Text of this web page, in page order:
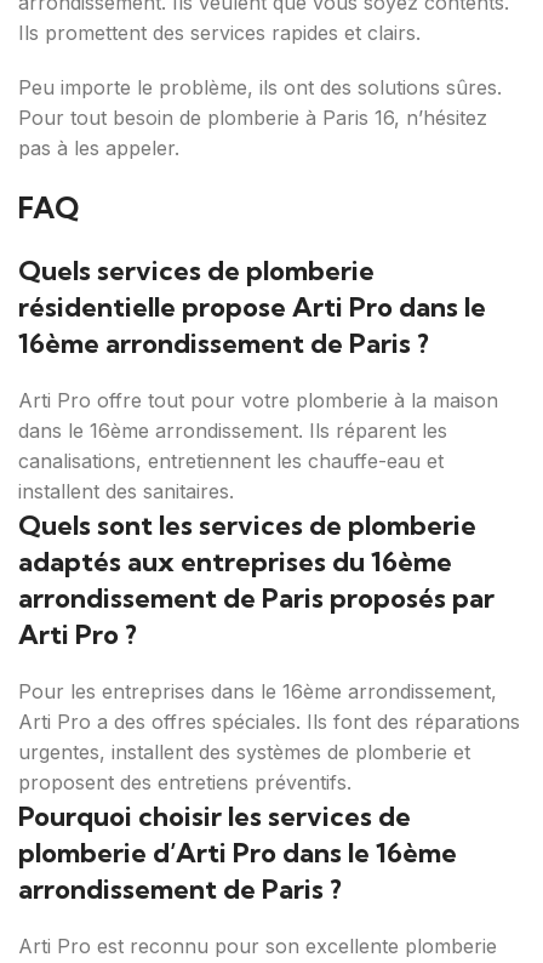
Ils promettent des services rapides et clairs.
Peu importe le problème, ils ont des solutions sûres.
Pour tout besoin de plomberie à Paris 16, n’hésitez
pas à les appeler.
FAQ
Quels services de plomberie
résidentielle propose Arti Pro dans le
16ème arrondissement de Paris ?
Arti Pro offre tout pour votre plomberie à la maison
dans le 16ème arrondissement. Ils réparent les
canalisations, entretiennent les chauffe-eau et
installent des sanitaires.
Quels sont les services de plomberie
adaptés aux entreprises du 16ème
arrondissement de Paris proposés par
Arti Pro ?
Pour les entreprises dans le 16ème arrondissement,
Arti Pro a des offres spéciales. Ils font des réparations
urgentes, installent des systèmes de plomberie et
proposent des entretiens préventifs.
Pourquoi choisir les services de
plomberie d’Arti Pro dans le 16ème
arrondissement de Paris ?
Arti Pro est reconnu pour son excellente plomberie